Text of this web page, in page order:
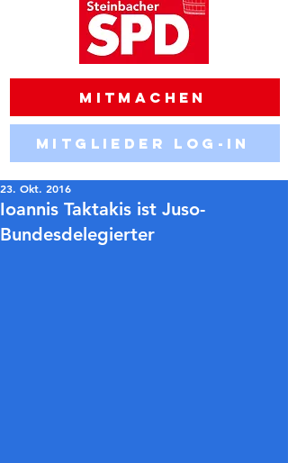
Mitglieder Log-in
Mitmachen
Ioannis Taktakis ist Juso-
Bundesdelegierter
23. Okt. 2016